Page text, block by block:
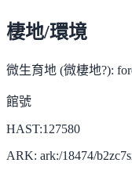
棲地/環境
微生育地 (微棲地?):
館號
HAST:127580
ARK: ark:/18474/